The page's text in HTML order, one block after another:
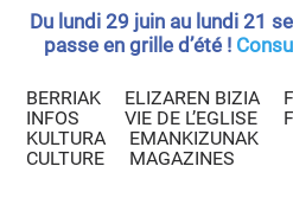
Du lundi 29 juin au lundi 21
passe en grille d’été !
BERRIAK
INFOS
ELIZAREN BIZIA
VIE DE L’EGLISE
KULTURA
CULTURE
EMANKIZUNAK
MAGAZINES